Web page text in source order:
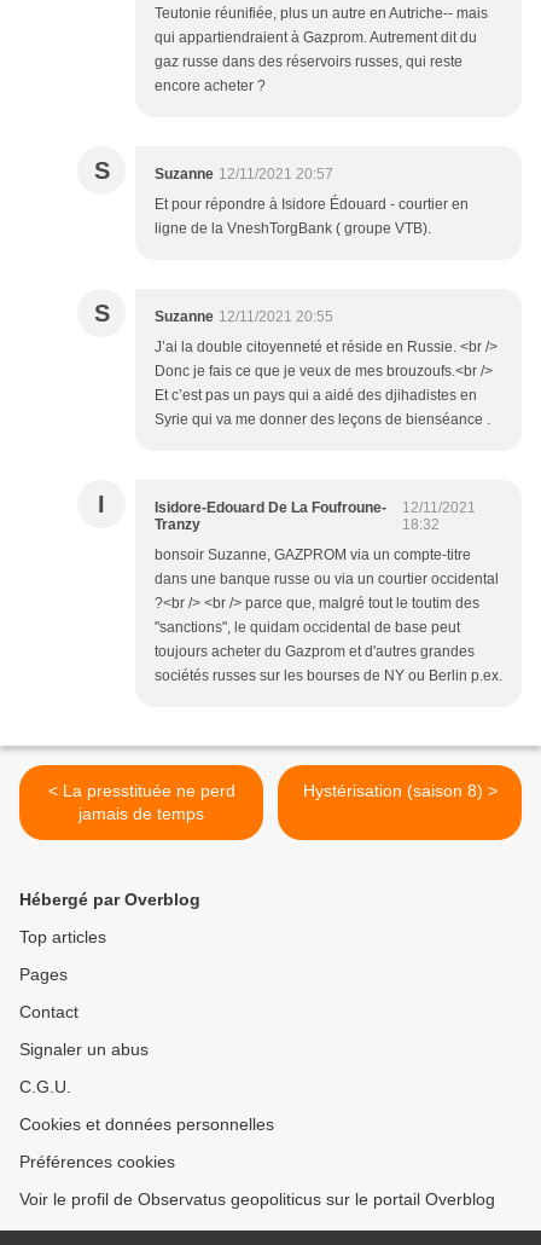
Teutonie réunifiée, plus un autre en Autriche-- mais
qui appartiendraient à Gazprom. Autrement dit du
gaz russe dans des réservoirs russes, qui reste
encore acheter ?
S Suzanne 12/11/2021 20:57
Et pour répondre à Isidore Édouard - courtier en
ligne de la VneshTorgBank ( groupe VTB).
S Suzanne 12/11/2021 20:55
J’ai la double citoyenneté et réside en Russie. <br />
Donc je fais ce que je veux de mes brouzoufs.<br />
Et c’est pas un pays qui a aidé des djihadistes en
Syrie qui va me donner des leçons de bienséance .
I
Isidore-Edouard De La Foufroune-
Tranzy
12/11/2021
18:32
bonsoir Suzanne, GAZPROM via un compte-titre
dans une banque russe ou via un courtier occidental
?<br /> <br /> parce que, malgré tout le toutim des
"sanctions", le quidam occidental de base peut
toujours acheter du Gazprom et d'autres grandes
sociétés russes sur les bourses de NY ou Berlin p.ex.
< La presstituée ne perd
jamais de temps
Hystérisation (saison 8) >
Hébergé par Overblog
Top articles
Pages
Contact
Signaler un abus
C.G.U.
Cookies et données personnelles
Préférences cookies
Voir le profil de Observatus geopoliticus sur le portail Overblog